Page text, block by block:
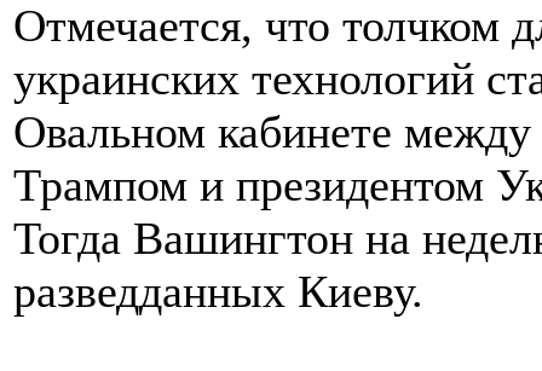
Отмечается, что толчком
украинских технологий
Овальном кабинете
Трампом и президентом
Тогда Вашингтон на
разведданных Киеву.